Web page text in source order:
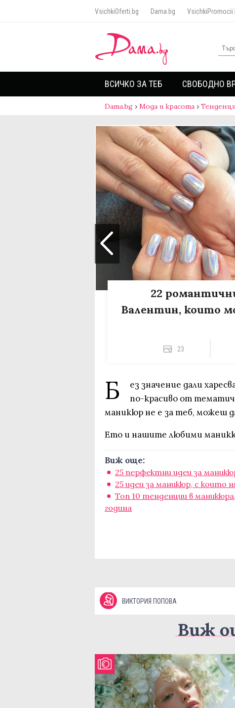
VsichkiOferti.bg Dama.bg
ВСИЧКО ЗА ТЕБ СВОБОДНО
Dama.bg › Мода и красота ›
22
Валентин, които
23
Б
ез значение дали
по-красиво от
маникюр не е за теб, можеш
Ето и нашите любими
Виж още:
25 перфектни идеи за
25 идеи за маникюр, с които
Топ 10 тенденции в
година
ВИКТОРИЯ ПОПОВА
Виж